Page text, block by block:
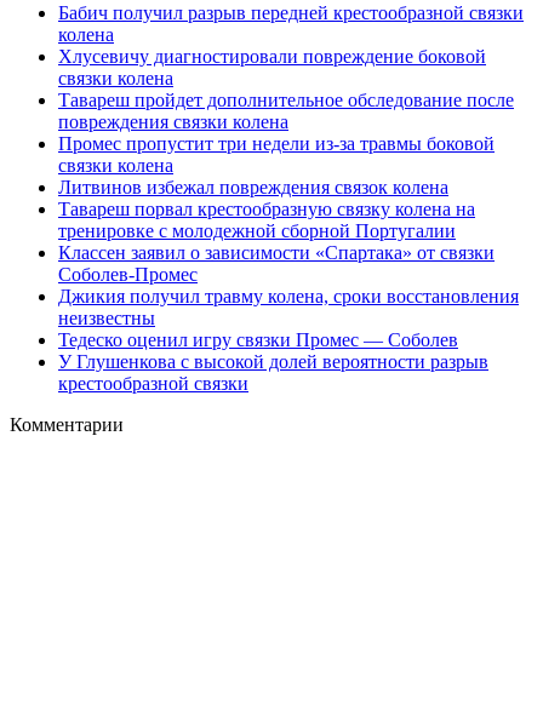
Бабич получил разрыв передней крестообразной связки
колена
Хлусевичу диагностировали повреждение боковой
связки колена
Тавареш пройдет дополнительное обследование после
повреждения связки колена
Промес пропустит три недели из-за травмы боковой
связки колена
Литвинов избежал повреждения связок колена
Тавареш порвал крестообразную связку колена на
тренировке с молодежной сборной Португалии
Классен заявил о зависимости «Спартака» от связки
Соболев-Промес
Джикия получил травму колена, сроки восстановления
неизвестны
Тедеско оценил игру связки Промес — Соболев
У Глушенкова с высокой долей вероятности разрыв
крестообразной связки
Комментарии